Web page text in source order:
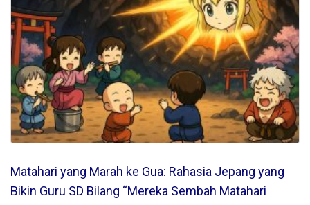
Matahari yang Marah ke Gua: Rahasia Jepang yang
Bikin Guru SD Bilang “Mereka Sembah Matahari